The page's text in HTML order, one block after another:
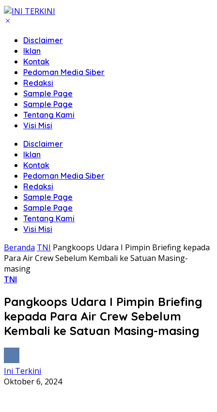
Disclaimer
Iklan
Kontak
Pedoman Media Siber
Redaksi
Sample Page
Sample Page
Tentang Kami
Visi Misi
Disclaimer
Iklan
Kontak
Pedoman Media Siber
Redaksi
Sample Page
Sample Page
Tentang Kami
Visi Misi
Beranda TNI Pangkoops Udara I Pimpin Briefing kepada
Para Air Crew Sebelum Kembali ke Satuan Masing-
masing
TNI
Pangkoops Udara I Pimpin Briefing
kepada Para Air Crew Sebelum
Kembali ke Satuan Masing-masing
Ini Terkini
Oktober 6, 2024